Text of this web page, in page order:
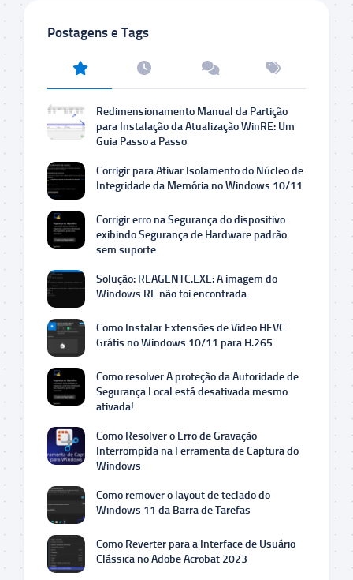
Postagens e Tags
Redimensionamento Manual da Partição
para Instalação da Atualização WinRE: Um
Guia Passo a Passo
Corrigir para Ativar Isolamento do Núcleo de
Integridade da Memória no Windows 10/11
Corrigir erro na Segurança do dispositivo
exibindo Segurança de Hardware padrão
sem suporte
Solução: REAGENTC.EXE: A imagem do
Windows RE não foi encontrada
Como Instalar Extensões de Vídeo HEVC
Grátis no Windows 10/11 para H.265
Como resolver A proteção da Autoridade de
Segurança Local está desativada mesmo
ativada!
Como Resolver o Erro de Gravação
Interrompida na Ferramenta de Captura do
Windows
Como remover o layout de teclado do
Windows 11 da Barra de Tarefas
Como Reverter para a Interface de Usuário
Clássica no Adobe Acrobat 2023